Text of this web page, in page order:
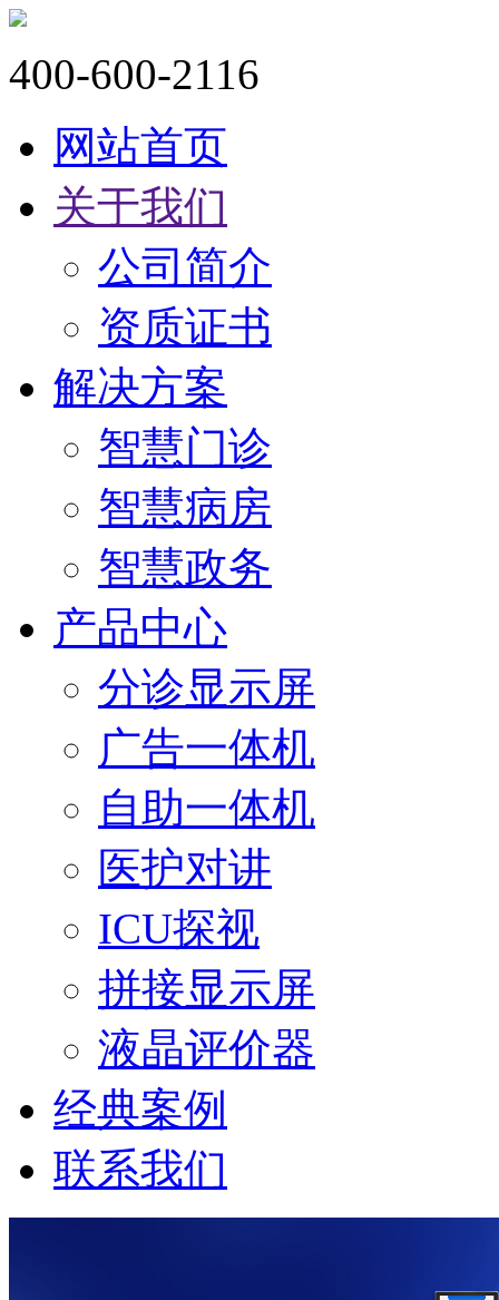
400-600-2116
网站首页
关于我们
公司简介
资质证书
解决方案
智慧门诊
智慧病房
智慧政务
产品中心
分诊显示屏
广告一体机
自助一体机
医护对讲
ICU探视
拼接显示屏
液晶评价器
经典案例
联系我们